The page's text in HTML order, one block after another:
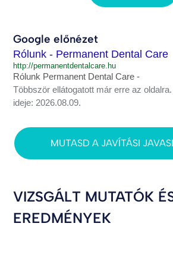
Google előnézet
Rólunk - Permanent Dental Care
http://permanentdentalcare.hu
Rólunk Permanent Dental Care -
Többször ellátogatott már erre az
ideje: 2026.08.09.
MUTASD A JAVÍTÁSI
VIZSGÁLT MUTATÓK
EREDMÉNYEK